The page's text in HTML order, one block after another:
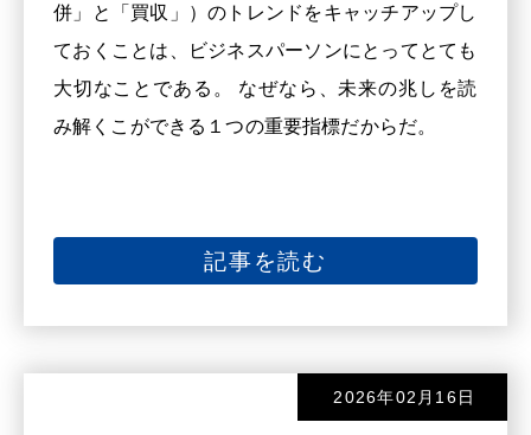
併」と「買収」）のトレンドをキャッチアップし
ておくことは、ビジネスパーソンにとってとても
大切なことである。 なぜなら、未来の兆しを読
み解くこができる１つの重要指標だからだ。
記事を読む
2026年02月16日